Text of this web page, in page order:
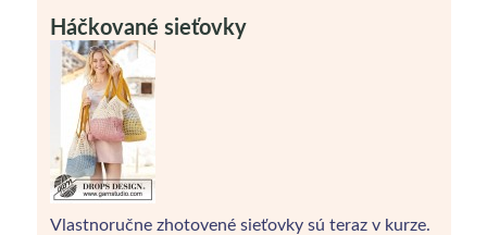
Háčkované sieťovky
Vlastnoručne zhotovené sieťovky sú teraz v kurze.